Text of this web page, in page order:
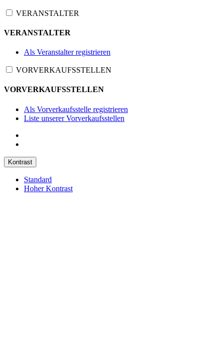
VERANSTALTER
VERANSTALTER
Als Veranstalter registrieren
VORVERKAUFSSTELLEN
VORVERKAUFSSTELLEN
Als Vorverkaufsstelle registrieren
Liste unserer Vorverkaufsstellen
Kontrast
Standard
Hoher Kontrast